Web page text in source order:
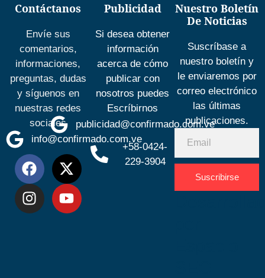
Contáctanos
Envíe sus
comentarios,
informaciones,
preguntas, dudas
y síguenos en
nuestras redes
sociales
info@confirmado.com.ve
Publicidad
Si desea obtener
información
acerca de cómo
publicar con
nosotros puedes
Escríbirnos
publicidad@confirmado.com.ve
+58-0424-
229-3904
Nuestro Boletín
De Noticias
Suscríbase a
nuestro boletín y
le enviaremos por
correo electrónico
las últimas
publicaciones.
Suscribirse